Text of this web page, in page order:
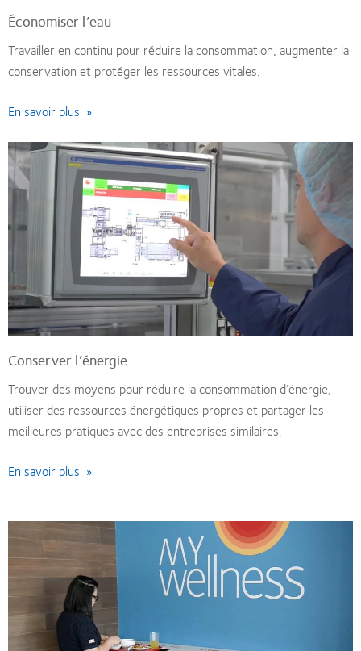
Économiser l’eau
Travailler en continu pour réduire la consommation, augmenter la
conservation et protéger les ressources vitales.
En savoir plus »
Conserver l’énergie
Trouver des moyens pour réduire la consommation d’énergie,
utiliser des ressources énergétiques propres et partager les
meilleures pratiques avec des entreprises similaires.
En savoir plus »